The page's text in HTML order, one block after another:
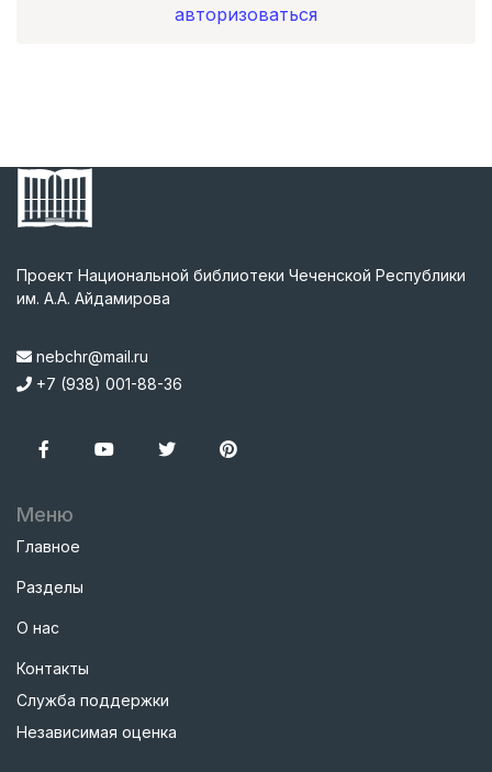
авторизоваться
Проект Национальной библиотеки Чеченской Республики
им. А.А. Айдамирова
nebchr@mail.ru
+7 (938) 001-88-36
Меню
Главное
Разделы
О нас
Контакты
Служба поддержки
Независимая оценка